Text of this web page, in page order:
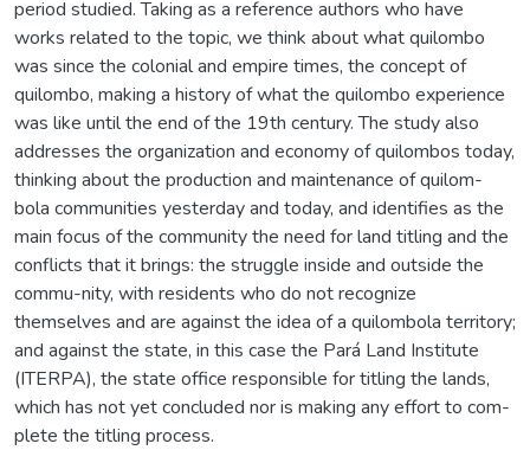
period studied. Taking as a reference authors who have
works related to the topic, we think about what quilombo
was since the colonial and empire times, the concept of
quilombo, making a history of what the quilombo experience
was like until the end of the 19th century. The study also
addresses the organization and economy of quilombos today,
thinking about the production and maintenance of quilom-
bola communities yesterday and today, and identifies as the
main focus of the community the need for land titling and the
conflicts that it brings: the struggle inside and outside the
commu-nity, with residents who do not recognize
themselves and are against the idea of a quilombola territory;
and against the state, in this case the Pará Land Institute
(ITERPA), the state office responsible for titling the lands,
which has not yet concluded nor is making any effort to com-
plete the titling process.